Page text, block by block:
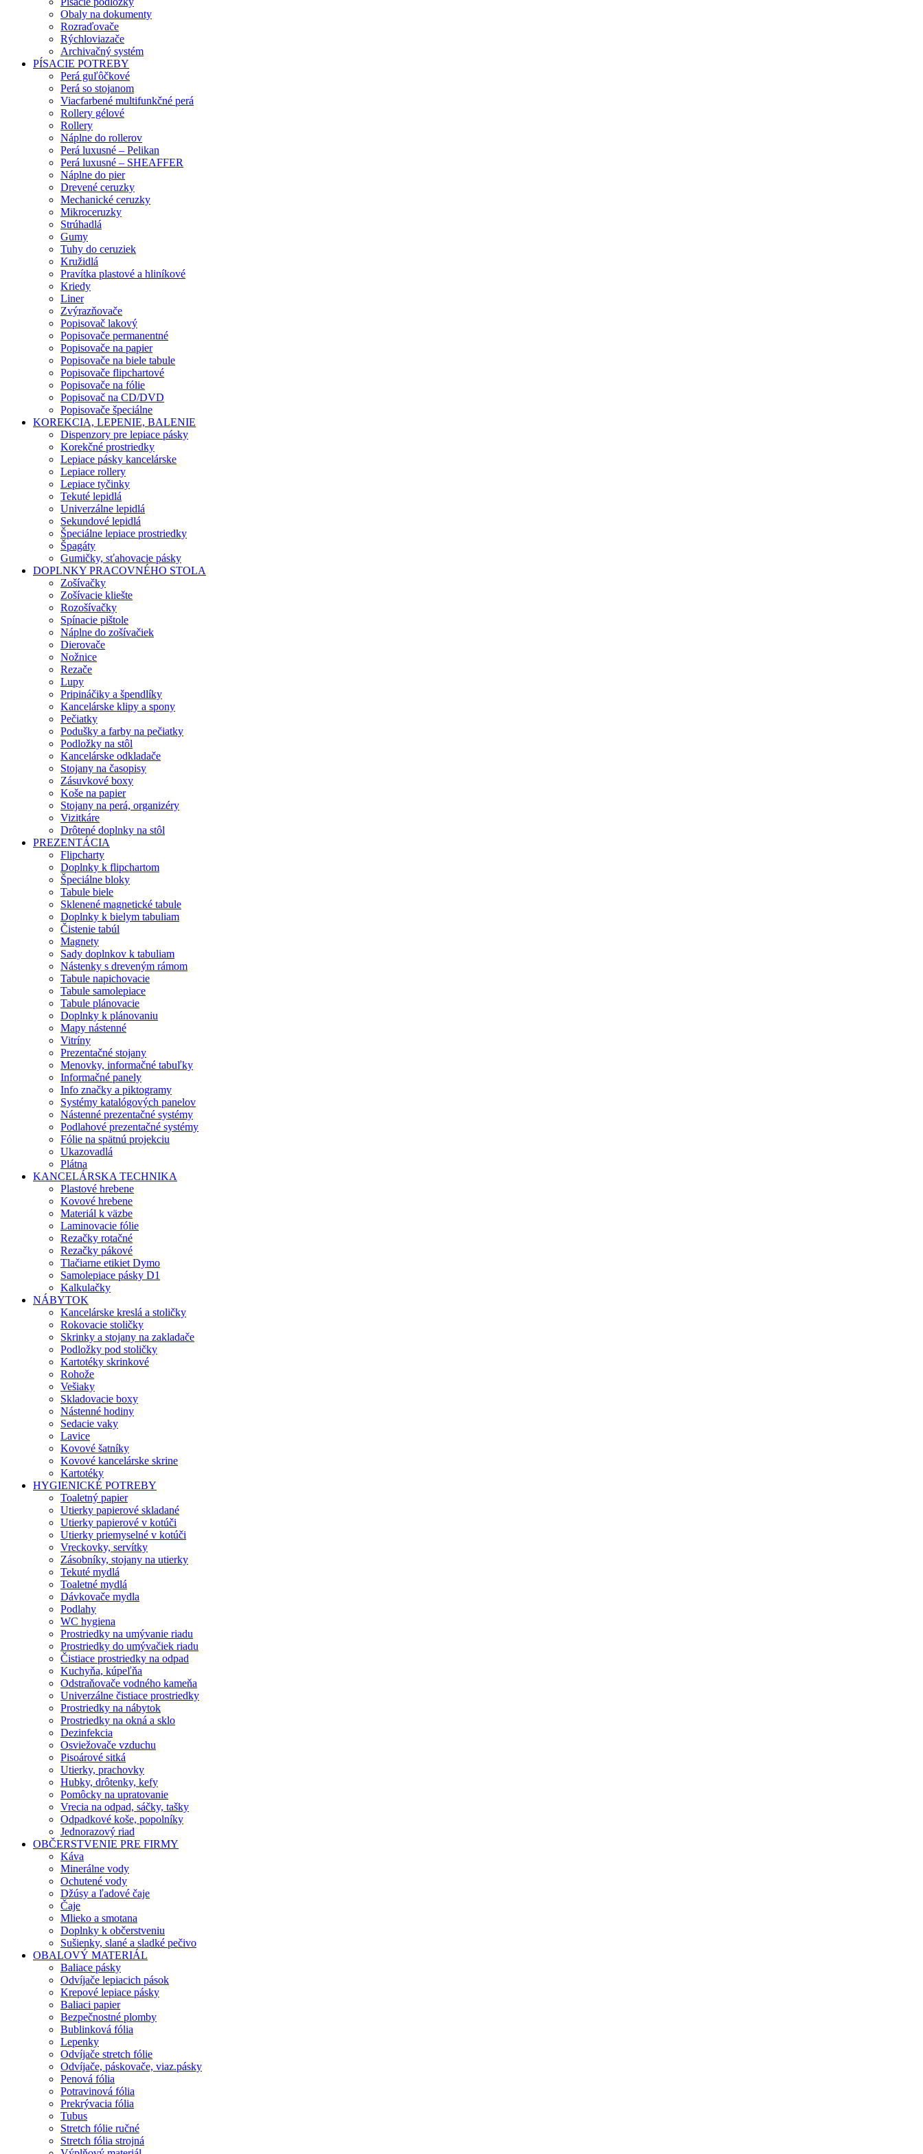
Obaly na dokumenty
Rozraďovače
Rýchloviazače
Archivačný systém
PÍSACIE POTREBY
Perá guľôčkové
Perá so stojanom
Viacfarbené multifunkčné perá
Rollery gélové
Rollery
Náplne do rollerov
Perá luxusné – Pelikan
Perá luxusné – SHEAFFER
Náplne do pier
Drevené ceruzky
Mechanické ceruzky
Mikroceruzky
Strúhadlá
Gumy
Tuhy do ceruziek
Kružidlá
Pravítka plastové a hliníkové
Kriedy
Liner
Zvýrazňovače
Popisovač lakový
Popisovače permanentné
Popisovače na papier
Popisovače na biele tabule
Popisovače flipchartové
Popisovače na fólie
Popisovač na CD/DVD
Popisovače špeciálne
KOREKCIA, LEPENIE, BALENIE
Dispenzory pre lepiace pásky
Korekčné prostriedky
Lepiace pásky kancelárske
Lepiace rollery
Lepiace tyčinky
Tekuté lepidlá
Univerzálne lepidlá
Sekundové lepidlá
Špeciálne lepiace prostriedky
Špagáty
Gumičky, sťahovacie pásky
DOPLNKY PRACOVNÉHO STOLA
Zošívačky
Zošívacie kliešte
Rozošívačky
Spínacie pištole
Náplne do zošívačiek
Dierovače
Nožnice
Rezače
Lupy
Pripináčiky a špendlíky
Kancelárske klipy a spony
Pečiatky
Podušky a farby na pečiatky
Podložky na stôl
Kancelárske odkladače
Stojany na časopisy
Zásuvkové boxy
Koše na papier
Stojany na perá, organizéry
Vizitkáre
Drôtené doplnky na stôl
PREZENTÁCIA
Flipcharty
Doplnky k flipchartom
Špeciálne bloky
Tabule biele
Sklenené magnetické tabule
Doplnky k bielym tabuliam
Čistenie tabúl
Magnety
Sady doplnkov k tabuliam
Nástenky s dreveným rámom
Tabule napichovacie
Tabule samolepiace
Tabule plánovacie
Doplnky k plánovaniu
Mapy nástenné
Vitríny
Prezentačné stojany
Menovky, informačné tabuľky
Informačné panely
Info značky a piktogramy
Systémy katalógových panelov
Nástenné prezentačné systémy
Podlahové prezentačné systémy
Fólie na spätnú projekciu
Ukazovadlá
Plátna
KANCELÁRSKA TECHNIKA
Plastové hrebene
Kovové hrebene
Materiál k väzbe
Laminovacie fólie
Rezačky rotačné
Rezačky pákové
Tlačiarne etikiet Dymo
Samolepiace pásky D1
Kalkulačky
NÁBYTOK
Kancelárske kreslá a stoličky
Rokovacie stoličky
Skrinky a stojany na zakladače
Podložky pod stoličky
Kartotéky skrinkové
Rohože
Vešiaky
Skladovacie boxy
Nástenné hodiny
Sedacie vaky
Lavice
Kovové šatníky
Kovové kancelárske skrine
Kartotéky
HYGIENICKÉ POTREBY
Toaletný papier
Utierky papierové skladané
Utierky papierové v kotúči
Utierky priemyselné v kotúči
Vreckovky, servítky
Zásobníky, stojany na utierky
Tekuté mydlá
Toaletné mydlá
Dávkovače mydla
Podlahy
WC hygiena
Prostriedky na umývanie riadu
Prostriedky do umývačiek riadu
Čistiace prostriedky na odpad
Kuchyňa, kúpeľňa
Odstraňovače vodného kameňa
Univerzálne čistiace prostriedky
Prostriedky na nábytok
Prostriedky na okná a sklo
Dezinfekcia
Osviežovače vzduchu
Pisoárové sitká
Utierky, prachovky
Hubky, drôtenky, kefy
Pomôcky na upratovanie
Vrecia na odpad, sáčky, tašky
Odpadkové koše, popolníky
Jednorazový riad
OBČERSTVENIE PRE FIRMY
Káva
Minerálne vody
Ochutené vody
Džúsy a ľadové čaje
Čaje
Mlieko a smotana
Doplnky k občerstveniu
Sušienky, slané a sladké pečivo
OBALOVÝ MATERIÁL
Baliace pásky
Odvíjače lepiacich pások
Krepové lepiace pásky
Baliaci papier
Bezpečnostné plomby
Bublinková fólia
Lepenky
Odvíjače stretch fólie
Odvíjače, páskovače, viaz.pásky
Penová fólia
Potravinová fólia
Prekrývacia fólia
Tubus
Stretch fólie ručné
Stretch fólia strojná